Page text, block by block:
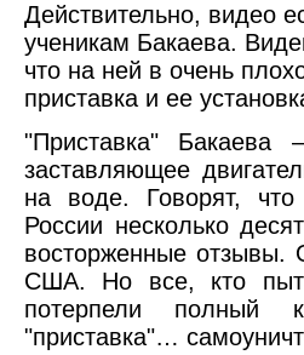
Действительно, видео
ученикам Бакаева.
что на ней в очень
приставка и ее
"Приставка" Бакаева
заставляющее
на воде. Говорят, что
России несколько
восторженные отзывы.
США. Но все, кто
потерпели
"приставка"…